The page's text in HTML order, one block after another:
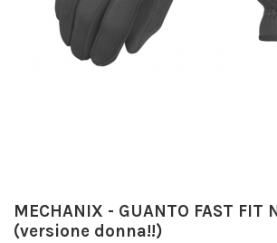
MECHANIX - GUANTO FAST FIT
(versione donna!!)